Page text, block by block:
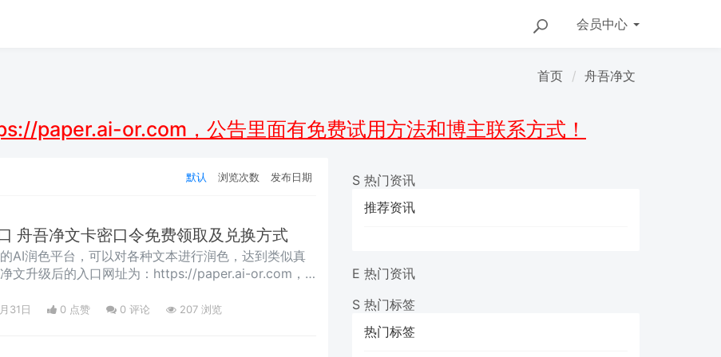
会员中心
首页 舟吾净文
paper.ai-or.com，公告里面有免费试用方法和博主联系方式！
默认 浏览次数 发布日期
舟吾净文卡密口令免费领取及兑换方式
AI润色平台，可以对各种文本进行润色，达到类似真
文升级后的入口网址为：https://paper.ai-or.com，
用，可以通过网站公告的联系方式找到我，我给你提
31日 0 点赞 0 评论 207 浏览
S 热门资讯
推荐资讯
E 热门资讯
S 热门标签
热门标签